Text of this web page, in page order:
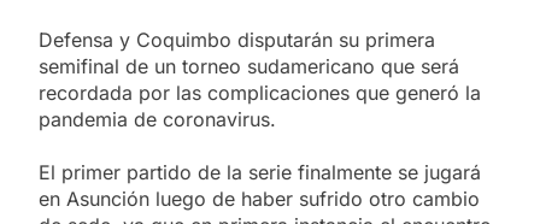
Defensa y Coquimbo disputarán su primera
semifinal de un torneo sudamericano que será
recordada por las complicaciones que generó la
pandemia de coronavirus.
El primer partido de la serie finalmente se jugará
en Asunción luego de haber sufrido otro cambio